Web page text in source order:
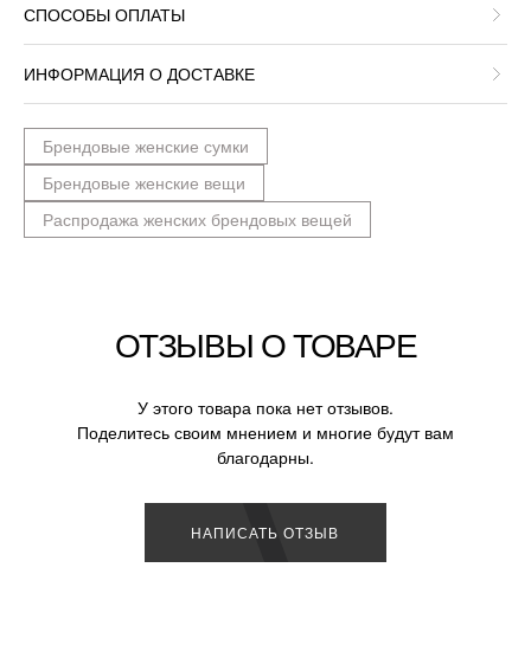
СПОСОБЫ ОПЛАТЫ
ИНФОРМАЦИЯ О ДОСТАВКЕ
Брендовые женские сумки
Брендовые женские вещи
Распродажа женских брендовых вещей
ОТЗЫВЫ О ТОВАРЕ
У этого товара пока нет отзывов.
Поделитесь своим мнением и многие будут вам
благодарны.
НАПИСАТЬ ОТЗЫВ